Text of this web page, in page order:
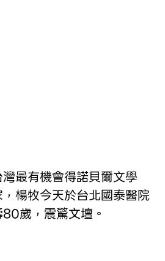
楊牧今天於台北國泰醫院
歲，震驚文壇。